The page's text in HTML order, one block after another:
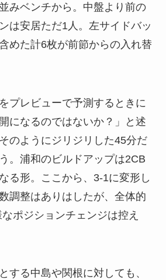
みベンチから。中盤より前の
は安居ただ1人。左サイドバッ
めた計6枚が前節からの入れ替
プレビューで予測するときに
になるのではないか？」と述
のようにジリジリした45分だ
。浦和のビルドアップは2CB
る形。ここから、3-1に変形し
調整はありはしたが、全体的
ポジションチェンジは控え
する中島や関根に対しても、